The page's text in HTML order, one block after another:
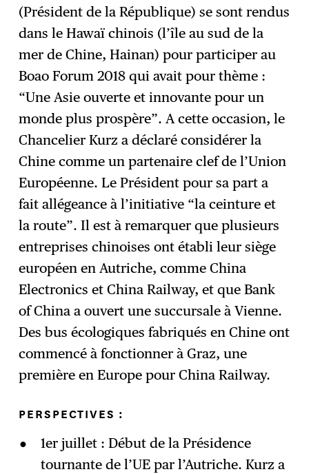
(Président de la République) se sont rendus
dans le Hawaï chinois (l’île au sud de la
mer de Chine, Hainan) pour participer au
Boao Forum 2018 qui avait pour thème :
“Une Asie ouverte et innovante pour un
monde plus prospère”. A cette occasion, le
Chancelier Kurz a déclaré considérer la
Chine comme un partenaire clef de l’Union
Européenne. Le Président pour sa part a
fait allégeance à l’initiative “la ceinture et
la route”. Il est à remarquer que plusieurs
entreprises chinoises ont établi leur siège
européen en Autriche, comme China
Electronics et China Railway, et que Bank
of China a ouvert une succursale à Vienne.
Des bus écologiques fabriqués en Chine ont
commencé à fonctionner à Graz, une
première en Europe pour China Railway.
PERSPECTIVES :
1er juillet : Début de la Présidence
tournante de l’UE par l’Autriche. Kurz a